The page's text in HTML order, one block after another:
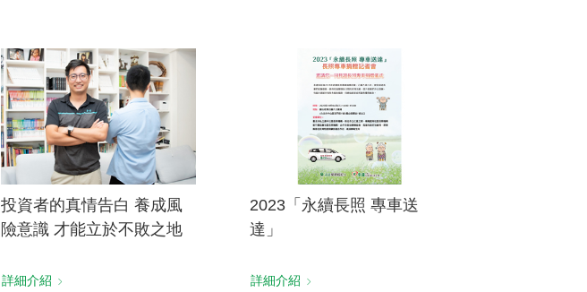
投資者的真情告白 養成風
險意識 才能立於不敗之地
詳細介紹
2023「永續長照 專車送
達」
詳細介紹